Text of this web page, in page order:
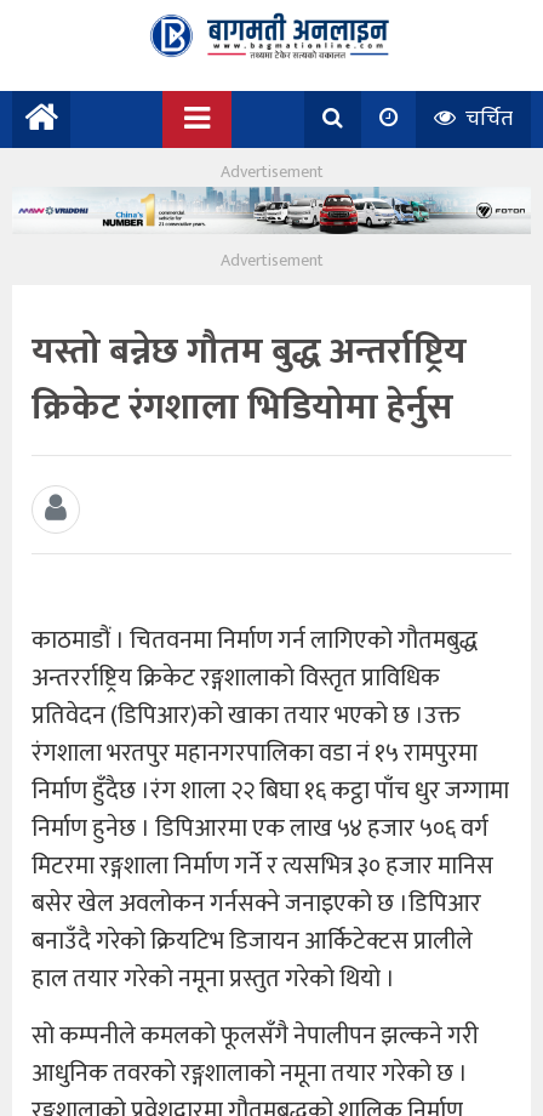
चर्चित
यस्तो बन्नेछ गौतम बुद्ध अन्तर्राष्ट्रिय
क्रिकेट रंगशाला भिडियोमा हेर्नुस
काठमाडौं । चितवनमा निर्माण गर्न लागिएको गौतमबुद्ध
अन्तरर्राष्ट्रिय क्रिकेट रङ्गशालाको विस्तृत प्राविधिक
प्रतिवेदन (डिपिआर)को खाका तयार भएको छ ।उक्त
रंगशाला भरतपुर महानगरपालिका वडा नं १५ रामपुरमा
निर्माण हुँदैछ ।रंग शाला २२ बिघा १६ कट्ठा पाँच धुर जग्गामा
निर्माण हुनेछ । डिपिआरमा एक लाख ५४ हजार ५०६ वर्ग
मिटरमा रङ्गशाला निर्माण गर्ने र त्यसभित्र ३० हजार मानिस
बसेर खेल अवलोकन गर्नसक्ने जनाइएको छ ।डिपिआर
बनाउँदै गरेको क्रियटिभ डिजायन आर्किटेक्टस प्रालीले
हाल तयार गरेको नमूना प्रस्तुत गरेको थियो ।
सो कम्पनीले कमलको फूलसँगै नेपालीपन झल्कने गरी
आधुनिक तवरको रङ्गशालाको नमूना तयार गरेको छ ।